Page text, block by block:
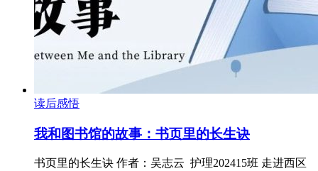
读后感悟
我和图书馆的故事：书页里的长生诀
书页里的长生诀 作者：吴志云 护理202415班 走进西区